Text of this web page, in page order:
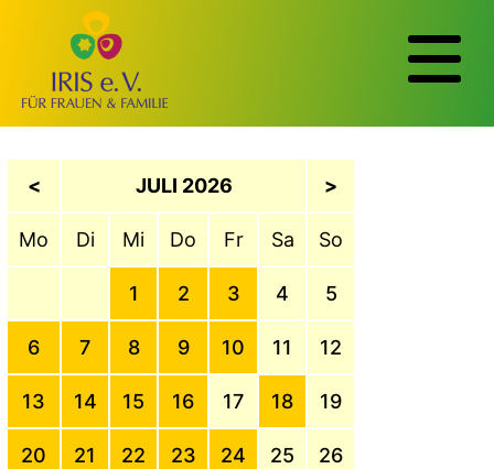
< JULI 2026 >
Mo Di Mi Do Fr Sa So
1 2 3 4 5
6 7 8 9 10 11 12
13 14 15 16 17 18 19
20 21 22 23 24 25 26